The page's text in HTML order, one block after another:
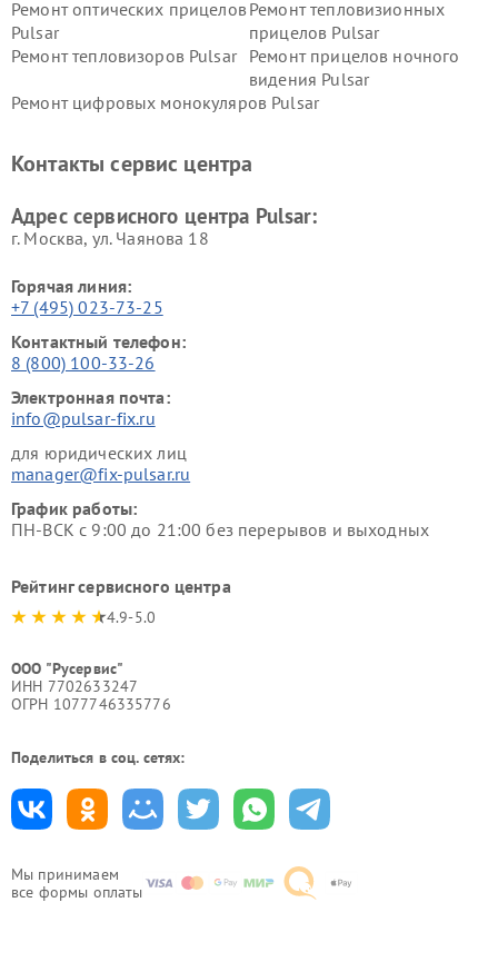
Мы принимаем
все формы оплаты
Ремонт оптических прицелов
Pulsar
Ремонт тепловизионных
прицелов Pulsar
Ремонт тепловизоров Pulsar
Ремонт прицелов ночного
видения Pulsar
Ремонт цифровых монокуляров Pulsar
Контакты сервис центра
Адрес сервисного центра Pulsar:
г. Москва, ул. Чаянова 18
Горячая линия:
+7 (495) 023-73-25
Контактный телефон:
8 (800) 100-33-26
Электронная почта:
info@pulsar-fix.ru
для юридических лиц
manager@fix-pulsar.ru
График работы:
ПН-ВСК с 9:00 до 21:00 без перерывов и выходных
Рейтинг сервисного центра
4.9-5.0
ООО "Русервис"
ИНН 7702633247
ОГРН 1077746335776
Поделиться в соц. сетях: